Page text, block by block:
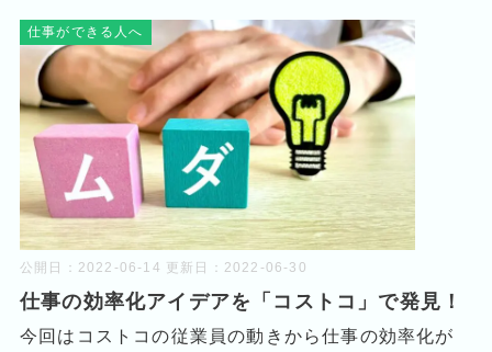
仕事ができる人へ
公開日： 2022-06-14 更新日： 2022-06-30
仕事の効率化アイデアを「コストコ」で発見！
今回はコストコの従業員の動きから仕事の効率化が